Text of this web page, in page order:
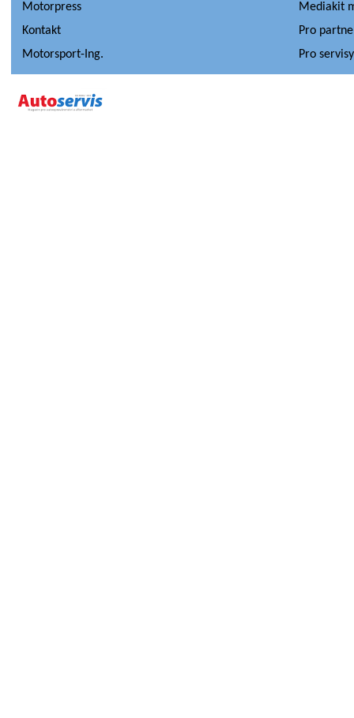
Motorpress
Mediakit
Kontakt
Pro
Motorsport-Ing.
Pro servisy